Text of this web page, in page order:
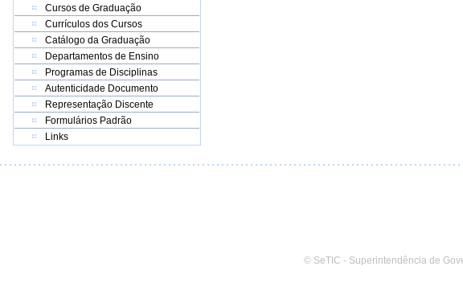
Cursos de Graduação
Currículos dos Cursos
Catálogo da Graduação
Departamentos de Ensino
Programas de Disciplinas
Autenticidade Documento
Representação Discente
Formulários Padrão
Links
© SeTIC - Superintendência de